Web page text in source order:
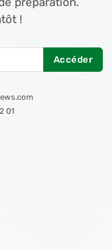
!
Accéder
01